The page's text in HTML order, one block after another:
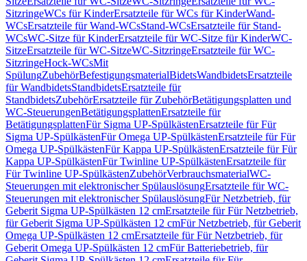
SitzringeWCs für KinderErsatzteile für WCs für KinderWand-
WCsErsatzteile für Wand-WCsStand-WCsErsatzteile für Stand-
WCsWC-Sitze für KinderErsatzteile für WC-Sitze für KinderWC-
SitzeErsatzteile für WC-SitzeWC-SitzringeErsatzteile für WC-
SitzringeHock-WCsMit
SpülungZubehörBefestigungsmaterialBidetsWandbidetsErsatzteile
für WandbidetsStandbidetsErsatzteile für
StandbidetsZubehörErsatzteile für ZubehörBetätigungsplatten und
WC-SteuerungenBetätigungsplattenErsatzteile für
BetätigungsplattenFür Sigma UP-SpülkästenErsatzteile für Für
Sigma UP-SpülkästenFür Omega UP-SpülkästenErsatzteile für Für
Omega UP-SpülkästenFür Kappa UP-SpülkästenErsatzteile für Für
Kappa UP-SpülkästenFür Twinline UP-SpülkästenErsatzteile für
Für Twinline UP-SpülkästenZubehörVerbrauchsmaterialWC-
Steuerungen mit elektronischer SpülauslösungErsatzteile für WC-
Steuerungen mit elektronischer SpülauslösungFür Netzbetrieb, für
Geberit Sigma UP-Spülkästen 12 cmErsatzteile für Für Netzbetrieb,
für Geberit Sigma UP-Spülkästen 12 cmFür Netzbetrieb, für Geberit
Omega UP-Spülkästen 12 cmErsatzteile für Für Netzbetrieb, für
Geberit Omega UP-Spülkästen 12 cmFür Batteriebetrieb, für